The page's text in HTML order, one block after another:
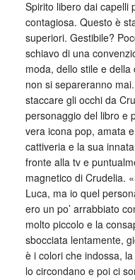
Spirito libero dai capelli
contagiosa. Questo è
superiori. Gestibile?
schiavo di una
moda, dello stile e
non si separeranno
staccare gli occhi da
personaggio del libro e
vera icona pop, amata
cattiveria e la sua
fronte alla tv e
magnetico di Crudelia.
Luca, ma io quel
ero un po’ arrabbiato
molto piccolo e la
sbocciata lentamente,
è i colori che indossa,
lo circondano e poi ci